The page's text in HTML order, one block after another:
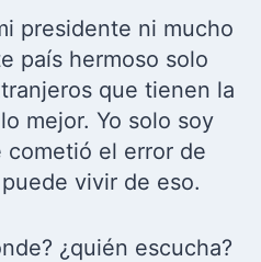
presidente ni mucho
país hermoso solo
que tienen la
mejor. Yo solo soy
cometió el error de
vivir de eso.
¿quién escucha?